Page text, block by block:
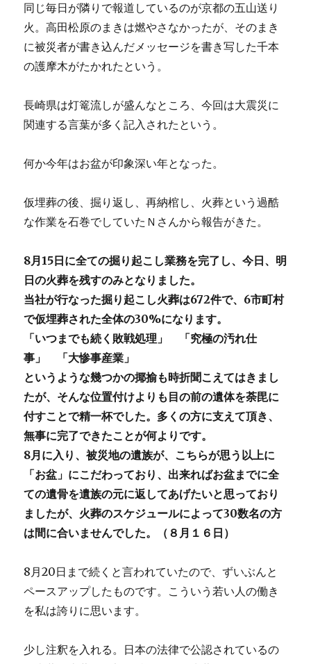
同じ毎日が隣りで報道しているのが京都の五山送り
火。高田松原のまきは燃やさなかったが、そのまき
に被災者が書き込んだメッセージを書き写した千本
の護摩木がたかれたという。
長崎県は灯篭流しが盛んなところ、今回は大震災に
関連する言葉が多く記入されたという。
何か今年はお盆が印象深い年となった。
仮埋葬の後、掘り返し、再納棺し、火葬という過酷
な作業を石巻でしていたＮさんから報告がきた。
8月15日に全ての掘り起こし業務を完了し、今日、明
日の火葬を残すのみとなりました。
当社が行なった掘り起こし火葬は672件で、6市町村
で仮埋葬された全体の30%になります。
「いつまでも続く敗戦処理」 「究極の汚れ仕
事」 「大惨事産業」
というような幾つかの揶揄も時折聞こえてはきまし
たが、そんな位置付けよりも目の前の遺体を荼毘に
付すことで精一杯でした。多くの方に支えて頂き、
無事に完了できたことが何よりです。
8月に入り、被災地の遺族が、こちらが思う以上に
「お盆」にこだわっており、出来ればお盆までに全
ての遺骨を遺族の元に返してあげたいと思っており
ましたが、火葬のスケジュールによって30数名の方
は間に合いませんでした。（８月１６日）
8月20日まで続くと言われていたので、ずいぶんと
ペースアップしたものです。こういう若い人の働き
を私は誇りに思います。
少し注釈を入れる。日本の法律で公認されているの